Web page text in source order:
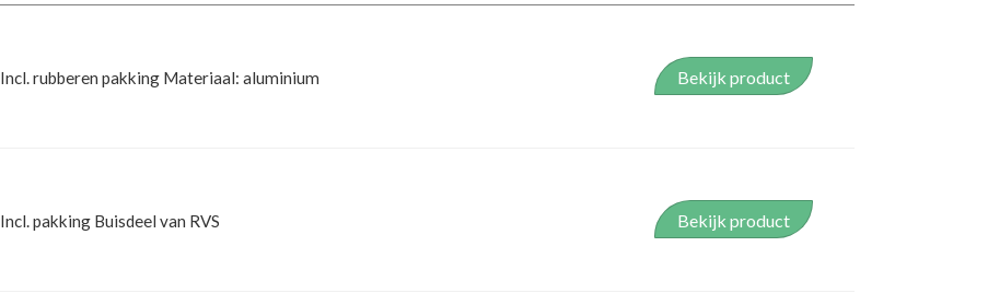
Incl. rubberen pakking Materiaal: aluminium Bekijk product
Incl. pakking Buisdeel van RVS Bekijk product